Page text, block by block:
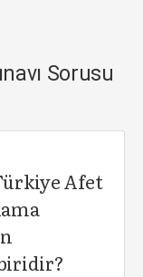
Sorusu
Afet